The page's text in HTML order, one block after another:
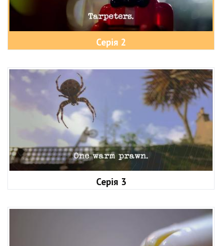
Серія 2
Серія 3